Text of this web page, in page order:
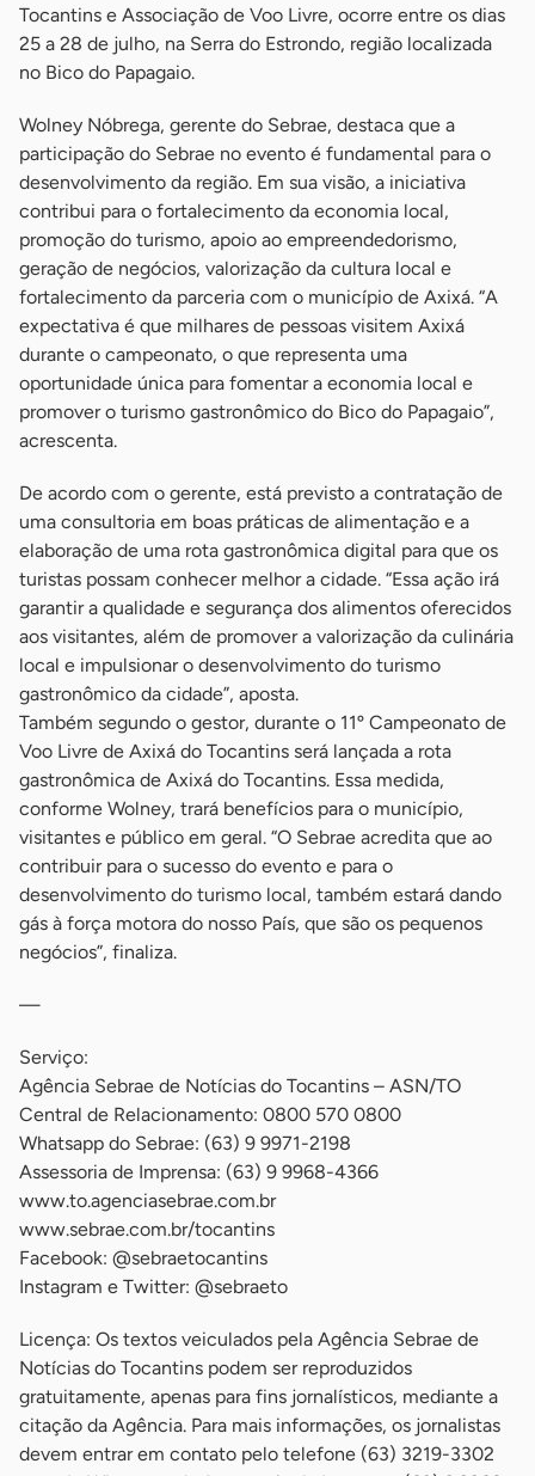
Tocantins e Associação de Voo Livre, ocorre entre os dias
25 a 28 de julho, na Serra do Estrondo, região localizada
no Bico do Papagaio.
Wolney Nóbrega, gerente do Sebrae, destaca que a
participação do Sebrae no evento é fundamental para o
desenvolvimento da região. Em sua visão, a iniciativa
contribui para o fortalecimento da economia local,
promoção do turismo, apoio ao empreendedorismo,
geração de negócios, valorização da cultura local e
fortalecimento da parceria com o município de Axixá. “A
expectativa é que milhares de pessoas visitem Axixá
durante o campeonato, o que representa uma
oportunidade única para fomentar a economia local e
promover o turismo gastronômico do Bico do Papagaio”,
acrescenta.
De acordo com o gerente, está previsto a contratação de
uma consultoria em boas práticas de alimentação e a
elaboração de uma rota gastronômica digital para que os
turistas possam conhecer melhor a cidade. “Essa ação irá
garantir a qualidade e segurança dos alimentos oferecidos
aos visitantes, além de promover a valorização da culinária
local e impulsionar o desenvolvimento do turismo
gastronômico da cidade”, aposta.
Também segundo o gestor, durante o 11º Campeonato de
Voo Livre de Axixá do Tocantins será lançada a rota
gastronômica de Axixá do Tocantins. Essa medida,
conforme Wolney, trará benefícios para o município,
visitantes e público em geral. “O Sebrae acredita que ao
contribuir para o sucesso do evento e para o
desenvolvimento do turismo local, também estará dando
gás à força motora do nosso País, que são os pequenos
negócios”, finaliza.
—
Serviço:
Agência Sebrae de Notícias do Tocantins – ASN/TO
Central de Relacionamento: 0800 570 0800
Whatsapp do Sebrae: (63) 9 9971-2198
Assessoria de Imprensa: (63) 9 9968-4366
www.to.agenciasebrae.com.br
www.sebrae.com.br/tocantins
Facebook: @sebraetocantins
Instagram e Twitter: @sebraeto
Licença: Os textos veiculados pela Agência Sebrae de
Notícias do Tocantins podem ser reproduzidos
gratuitamente, apenas para fins jornalísticos, mediante a
citação da Agência. Para mais informações, os jornalistas
devem entrar em contato pelo telefone (63) 3219-3302